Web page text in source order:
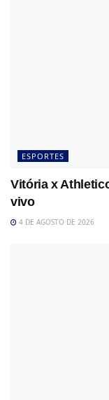
ESPORTES
Vitória x
vivo
4 DE AGOSTO DE 2026